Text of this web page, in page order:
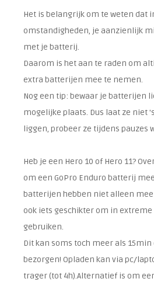
Het is belangrijk om te weten dat
omstandigheden, je aanzienlijk
met je batterij.
Daarom is het aan te raden om
extra batterijen mee te nemen.
Nog een tip: bewaar je batterijen
mogelijke plaats. Dus laat ze niet
liggen, probeer ze tijdens pauzes
Heb je een Hero 10 of Hero 11?
om een GoPro Enduro batterij
batterijen hebben niet alleen
ook iets geschikter om in
gebruiken.
Dit kan soms toch meer als
bezorgen! Opladen kan via pc/
trager (tot 4h).Alternatief is om